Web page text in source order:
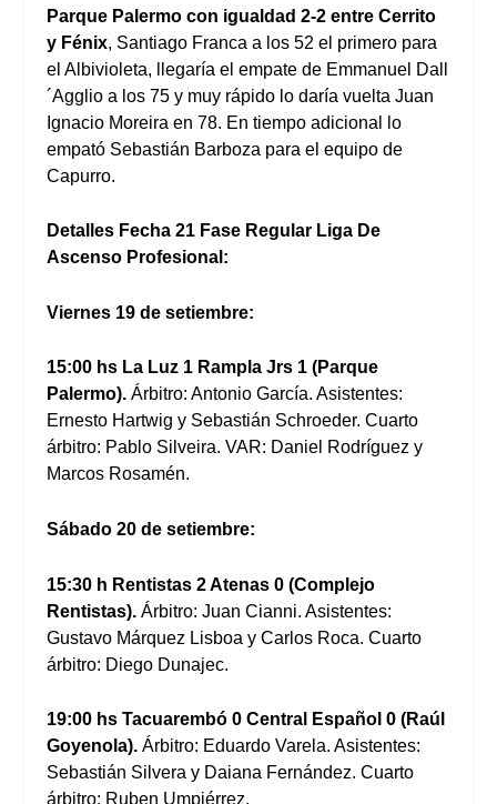
Parque Palermo con igualdad 2-2 entre Cerrito
y Fénix, Santiago Franca a los 52 el primero para
el Albivioleta, llegaría el empate de Emmanuel Dall
´Agglio a los 75 y muy rápido lo daría vuelta Juan
Ignacio Moreira en 78. En tiempo adicional lo
empató Sebastián Barboza para el equipo de
Capurro.
Detalles Fecha 21 Fase Regular Liga De
Ascenso Profesional:
Viernes 19 de setiembre:
15:00 hs La Luz 1 Rampla Jrs 1 (Parque
Palermo).Árbitro: Antonio García. Asistentes:
Ernesto Hartwig y Sebastián Schroeder. Cuarto
árbitro: Pablo Silveira. VAR: Daniel Rodríguez y
Marcos Rosamén.
Sábado 20 de setiembre:
15:30 h Rentistas 2 Atenas 0 (Complejo
Rentistas).Árbitro: Juan Cianni. Asistentes:
Gustavo Márquez Lisboa y Carlos Roca. Cuarto
árbitro: Diego Dunajec.
19:00 hs Tacuarembó 0 Central Español 0 (Raúl
Goyenola).Árbitro: Eduardo Varela. Asistentes:
Sebastián Silvera y Daiana Fernández. Cuarto
árbitro: Ruben Umpiérrez.